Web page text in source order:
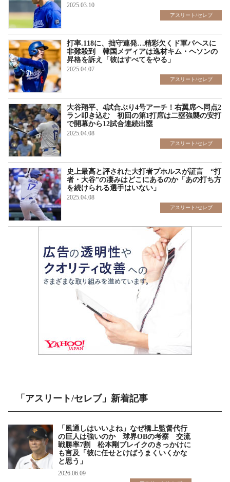
2025.03.10
アスリート/セレブ
打率.118に、拙守連発…精彩欠くド軍パヘスに
非難殺到 韓国メディアは逸材キム・ヘソンの
昇格を訴え「彼はすべてをやる」
2025.04.07
アスリート/セレブ
大谷翔平、4試合ぶり4号アーチ！右翼席へ同点2
ラン叩き込む 初回の第1打席は二塁強襲の安打
で開幕から12試合連続出塁
2025.04.08
アスリート/セレブ
史上最高と評された大打者プホルスが証言 “打
者・大谷”の凄みはどこにあるのか「あの打ち方
を続けられる選手はいない」
2025.04.08
アスリート/セレブ
「アスリート/セレブ」新着記事
「風通しはいいよね」なぜ橋上監督代行
の巨人は強いのか 球界OBの考察 交流
戦勝率7割 松本剛ブレイクのきっかけに
も言及「彼に任せとけばうまくいくかな
と思う」
2026.06.09